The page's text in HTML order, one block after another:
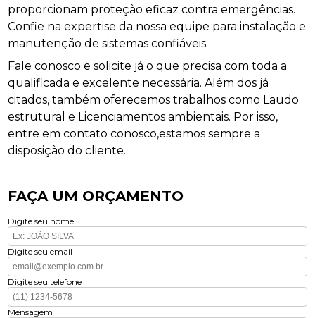
proporcionam proteção eficaz contra emergências.
Confie na expertise da nossa equipe para instalação e
manutenção de sistemas confiáveis.
Fale conosco e solicite já o que precisa com toda a
qualificada e excelente necessária. Além dos já
citados, também oferecemos trabalhos como Laudo
estrutural e Licenciamentos ambientais. Por isso,
entre em contato conosco,estamos sempre a
disposição do cliente.
FAÇA UM ORÇAMENTO
Digite seu nome
Digite seu email
Digite seu telefone
Mensagem